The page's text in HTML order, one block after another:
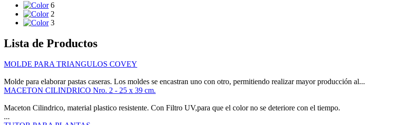
6
2
3
Lista de Productos
MOLDE PARA TRIANGULOS COVEY
Molde para elaborar pastas caseras. Los moldes se encastran uno con otro, permitiendo realizar mayor producción al...
MACETON CILINDRICO Nro. 2 - 25 x 39 cm.
Maceton Cilindrico, material plastico resistente. Con Filtro UV,para que el color no se deteriore con el tiempo.
...